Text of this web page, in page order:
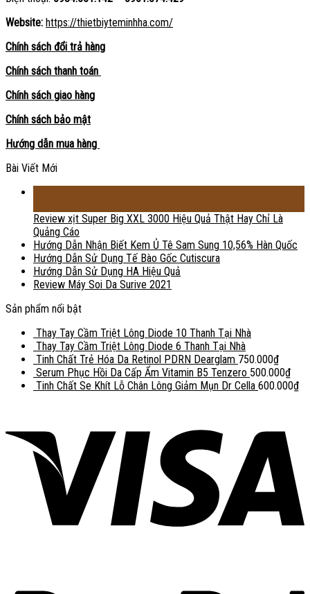
Website: https://thietbiyteminhha.com/
Chính sách đổi trả hàng
Chính sách thanh toán
Chính sách giao hàng
Chính sách bảo mật
Hướng dẫn mua hàng
Bài Viết Mới
Review xịt Super Big XXL 3000 Hiệu Quả Thật Hay Chỉ Là
Quảng Cáo
Hướng Dẫn Nhận Biết Kem Ủ Tê Sam Sung 10,56% Hàn Quốc
Hướng Dẫn Sử Dụng Tế Bào Gốc Cutiscura
Hướng Dẫn Sử Dụng HA Hiệu Quả
Review Máy Soi Da Surive 2021
Sản phẩm nổi bật
Thay Tay Cầm Triệt Lông Diode 10 Thanh Tại Nhà
Thay Tay Cầm Triệt Lông Diode 6 Thanh Tại Nhà
Tinh Chất Trẻ Hóa Da Retinol PDRN Dearglam 750.000₫
Serum Phục Hồi Da Cấp Ẩm Vitamin B5 Tenzero 500.000₫
Tinh Chất Se Khít Lỗ Chân Lông Giảm Mụn Dr Cella 600.000₫